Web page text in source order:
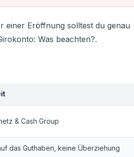
einer Eröffnung solltest du genau
Was beachten?.
& Cash Group
das Guthaben, keine Überziehung